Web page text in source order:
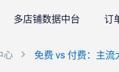
多店铺数据中台 订
心 免费 vs 付费：主